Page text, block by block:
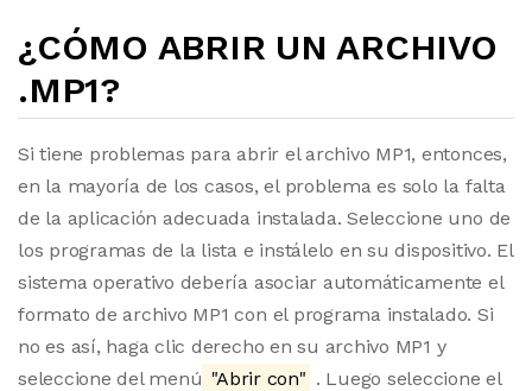
¿CÓMO ABRIR UN ARCHIVO
.MP1?
Si tiene problemas para abrir el archivo MP1, entonces,
en la mayoría de los casos, el problema es solo la falta
de la aplicación adecuada instalada. Seleccione uno de
los programas de la lista e instálelo en su dispositivo. El
sistema operativo debería asociar automáticamente el
formato de archivo MP1 con el programa instalado. Si
no es así, haga clic derecho en su archivo MP1 y
seleccione del menú "Abrir con" . Luego seleccione el